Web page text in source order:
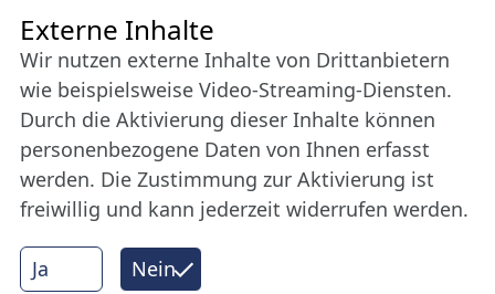
Freundes­kreis
Bleiben Sie uns das ganze Jahr über verbunden:
Werden Sie Freund der Nordischen Filmtage
Lübeck.
Mehr erfahren
Internet Partner
Ja Nein
Externe Inhalte
Wir nutzen externe Inhalte von Drittanbietern
wie beispielsweise Video-Streaming-Diensten.
Durch die Aktivierung dieser Inhalte können
personenbezogene Daten von Ihnen erfasst
werden. Die Zustimmung zur Aktivierung ist
freiwillig und kann jederzeit widerrufen werden.